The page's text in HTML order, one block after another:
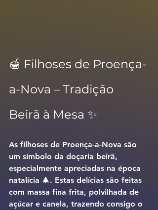
🍯 Filhoses de Proença-
a-Nova – Tradição
Beirã à Mesa ✨
As filhoses de Proença-a-Nova são
um símbolo da doçaria beirã,
especialmente apreciadas na época
natalícia 🎄. Estas delícias são feitas
com massa fina frita, polvilhada de
açúcar e canela, trazendo consigo o